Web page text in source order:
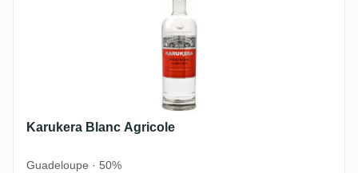
Karukera Blanc Agricole
Guadeloupe · 50%